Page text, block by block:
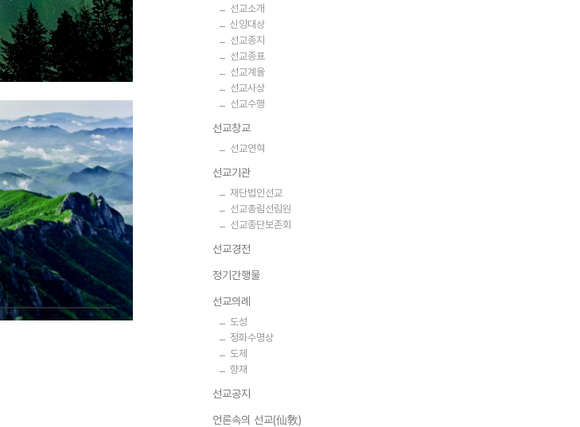
선교소개
신앙대상
선교종지
선교종표
선교계율
선교사상
선교수행
선교창교
선교연혁
선교기관
재단법인선교
선교총림선림원
선교종단보존회
선교경전
정기간행물
선교의례
도성
정화수명상
도제
향재
선교공지
언론속의 선교(仙敎)